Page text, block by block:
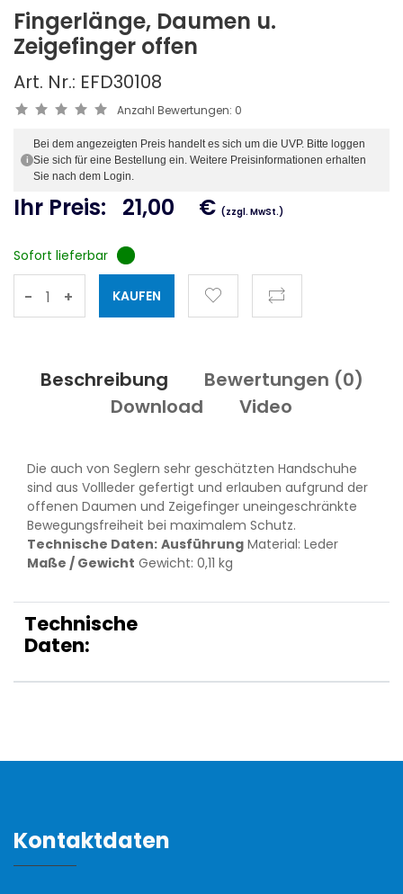
Fingerlänge, Daumen u.
Zeigefinger offen
Art. Nr.: EFD30108
Anzahl Bewertungen: 0
i
Bei dem angezeigten Preis handelt es sich um die UVP. Bitte loggen
Sie sich für eine Bestellung ein. Weitere Preisinformationen erhalten
Sie nach dem Login.
Ihr Preis: 21,00 € (zzgl. MwSt.)
Sofort lieferbar
- +
Beschreibung Bewertungen (0)
Download
Video
Die auch von Seglern sehr geschätzten Handschuhe
sind aus Vollleder gefertigt und erlauben aufgrund der
offenen Daumen und Zeigefinger uneingeschränkte
Bewegungsfreiheit bei maximalem Schutz.
Technische Daten: Ausführung Material: Leder
Maße / Gewicht Gewicht: 0,11 kg
Technische
Daten:
Kontaktdaten